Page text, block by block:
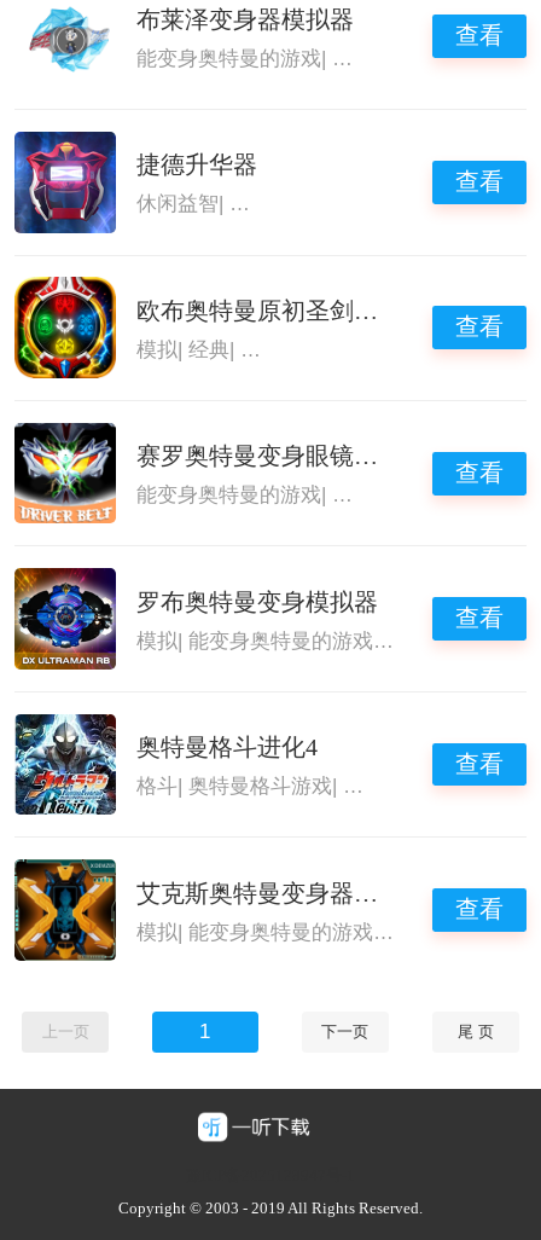
布莱泽变身器模拟器
能变身奥特曼的游戏| 奥特曼游戏大全|变身
查看
捷德升华器
休闲益智 能变身奥特曼的游戏 奥特曼游戏
查看
欧布奥特曼原初圣剑模拟器
模拟|经典| 能变身奥特曼的游戏 |奥特曼迷
查看
赛罗奥特曼变身眼镜模拟器
能变身奥特曼的游戏 奥特曼游戏大全|奥特
查看
罗布奥特曼变身模拟器
模拟|能变身奥特曼的游戏|变身模拟器|奥
查看
奥特曼格斗进化4
格斗 |奥特曼格斗游戏 能变身奥特曼的游戏
查看
艾克斯奥特曼变身器模拟器
模拟|能变身奥特曼的游戏|变身模拟器|经
查看
上一页 1 下一页 尾 页
Copyright © 2003 - 2019 All Rights Reserved.